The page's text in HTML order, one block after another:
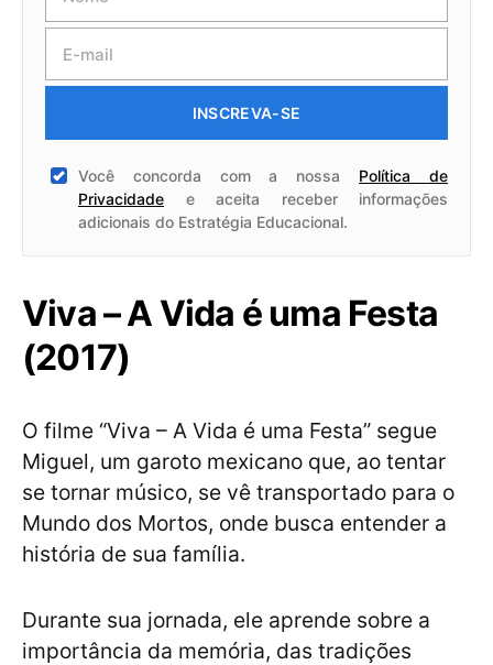
INSCREVA-SE
Você concorda com a nossa Política de
Privacidade e aceita receber informações
adicionais do Estratégia Educacional.
Viva – A Vida é uma Festa
(2017)
O filme “Viva – A Vida é uma Festa” segue
Miguel, um garoto mexicano que, ao tentar
se tornar músico, se vê transportado para o
Mundo dos Mortos, onde busca entender a
história de sua família.
Durante sua jornada, ele aprende sobre a
importância da memória, das tradições